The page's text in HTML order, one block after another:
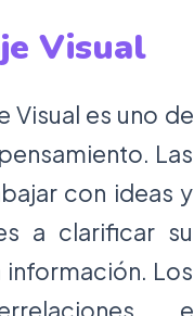
Visual
Visual es uno de
Las
con ideas y
a clarificar su
Los
e